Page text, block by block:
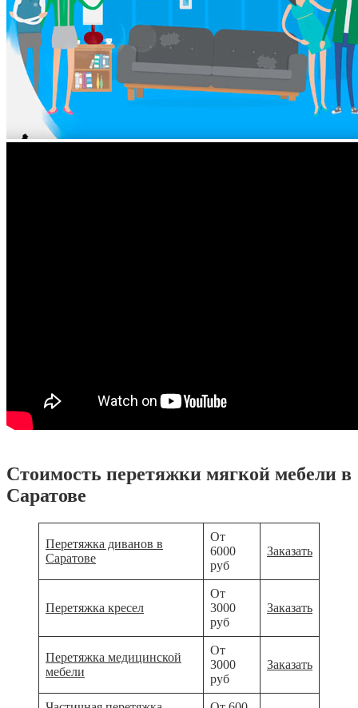
Стоимость перетяжки мягкой мебели в
Саратове
Перетяжка диванов в
Саратове
От
6000
руб
Заказать
Перетяжка кресел
От
3000
руб
Заказать
Перетяжка медицинской
мебели
От
3000
руб
Заказать